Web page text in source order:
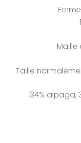
Taille
34% alpaga,